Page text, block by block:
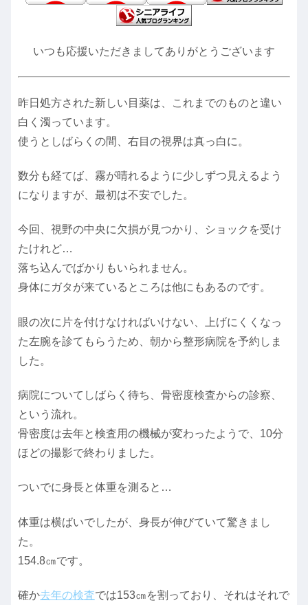
いつも応援いただきましてありがとうございます
昨日処方された新しい目薬は、これまでのものと違い
白く濁っています。
使うとしばらくの間、右目の視界は真っ白に。
数分も経てば、霧が晴れるように少しずつ見えるよう
になりますが、最初は不安でした。
今回、視野の中央に欠損が見つかり、ショックを受け
たけれど…
落ち込んでばかりもいられません。
身体にガタが来ているところは他にもあるのです。
眼の次に片を付けなければいけない、上げにくくなっ
た左腕を診てもらうため、朝から整形病院を予約しま
した。
病院についてしばらく待ち、骨密度検査からの診察、
という流れ。
骨密度は去年と検査用の機械が変わったようで、10分
ほどの撮影で終わりました。
ついでに身長と体重を測ると…
体重は横ばいでしたが、身長が伸びていて驚きまし
た。
154.8㎝です。
確か去年の検査では153㎝を割っており、それはそれで